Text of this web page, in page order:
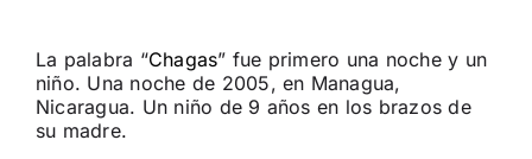
La palabra “Chagas” fue primero una noche y un
niño. Una noche de 2005, en Managua,
Nicaragua. Un niño de 9 años en los brazos de
su madre.